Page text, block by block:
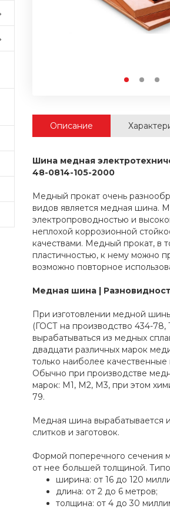
Описание
Шина медная
48-0814-105-2000
Медный прокат очень
видов является медная шина.
электропроводностью и
неплохой коррозионной
качествами. Медный прокат, в
пластичностью, к нему можно
возможно повторное
Медная шина |
При изготовлении медной
(ГОСТ на производство 434-
вырабатываться из медных
двадцати различных марок
только наиболее
Обычно при производстве
марок: М1, М2, М3, при этом
79.
Медная шина вырабатывается
слитков и заготовок.
Формой поперечного сечения
от нее большей толщиной.
ширина: от 16 до 120
длина: от 2 до 6 метров;
толщина: от 4 до 30